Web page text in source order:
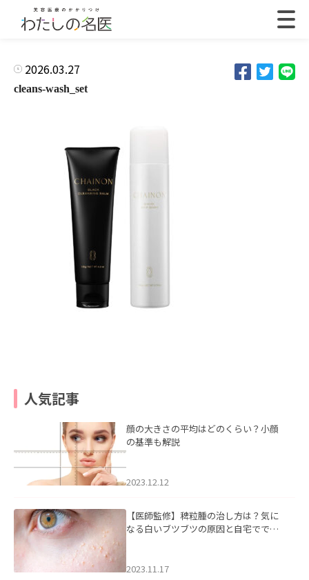
2026.03.27
cleans-wash_set
人気記事
顔の大きさの平均はどのくらい？小顔
の基準も解説
2023.12.12
【医師監修】稗粒腫の治し方は？気に
なる白いブツブツの原因と自宅ででき
2023.11.17